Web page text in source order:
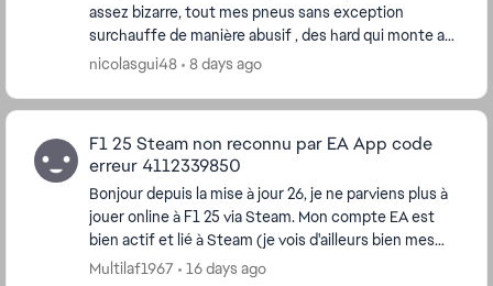
assez bizarre, tout mes pneus sans exception
surchauffe de manière abusif , des hard qui monte a
plus de 120° et complètement détruit apres
nicolasgui48 8 days ago
F1 25 Steam non reconnu par EA App code
erreur 4112339850
Bonjour depuis la mise à jour 26, je ne parviens plus à
jouer online à F1 25 via Steam. Mon compte EA est
bien actif et lié à Steam (je vois d'ailleurs bien mes
jeux steam EA Sports FC 26 ainsi que B...
Multilaf1967 16 days ago